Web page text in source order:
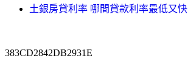
土銀房貸利率 哪間貸款利率最低又快
383CD2842DB2931E